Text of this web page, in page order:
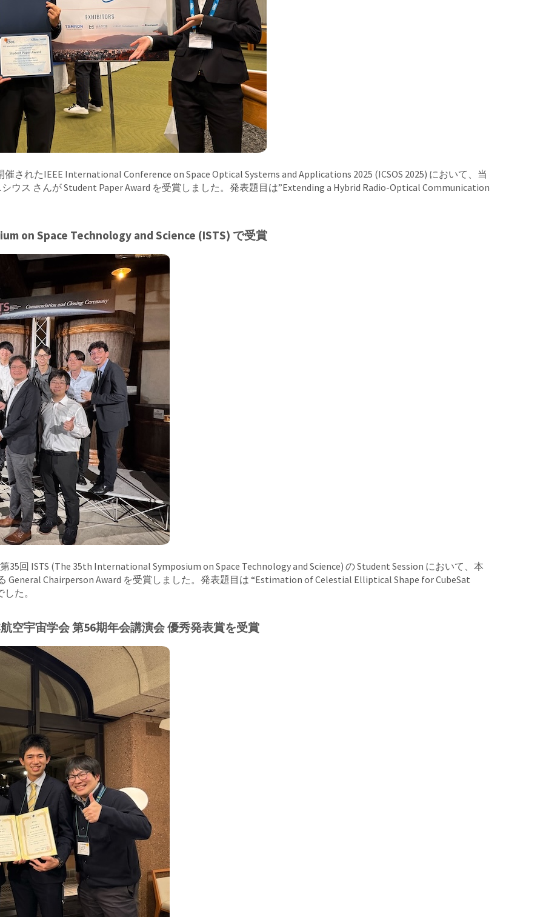
されたIEEE International Conference on Space Optical Systems and Applications 2025 (ICSOS 2025) において、当
ス さんが Student Paper Award を受賞しました。発表題目は”Extending a Hybrid Radio-Optical Communication
on Space Technology and Science (ISTS) で受賞
回 ISTS (The 35th International Symposium on Space Technology and Science) の Student Session において、本
Chairperson Award を受賞しました。発表題目は “Estimation of Celestial Elliptical Shape for CubeSat
た。
空宇宙学会 第56期年会講演会 優秀発表賞を受賞